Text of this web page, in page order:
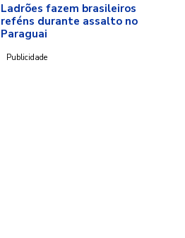
Ladrões fazem brasileiros
reféns durante assalto no
Paraguai
Publicidade